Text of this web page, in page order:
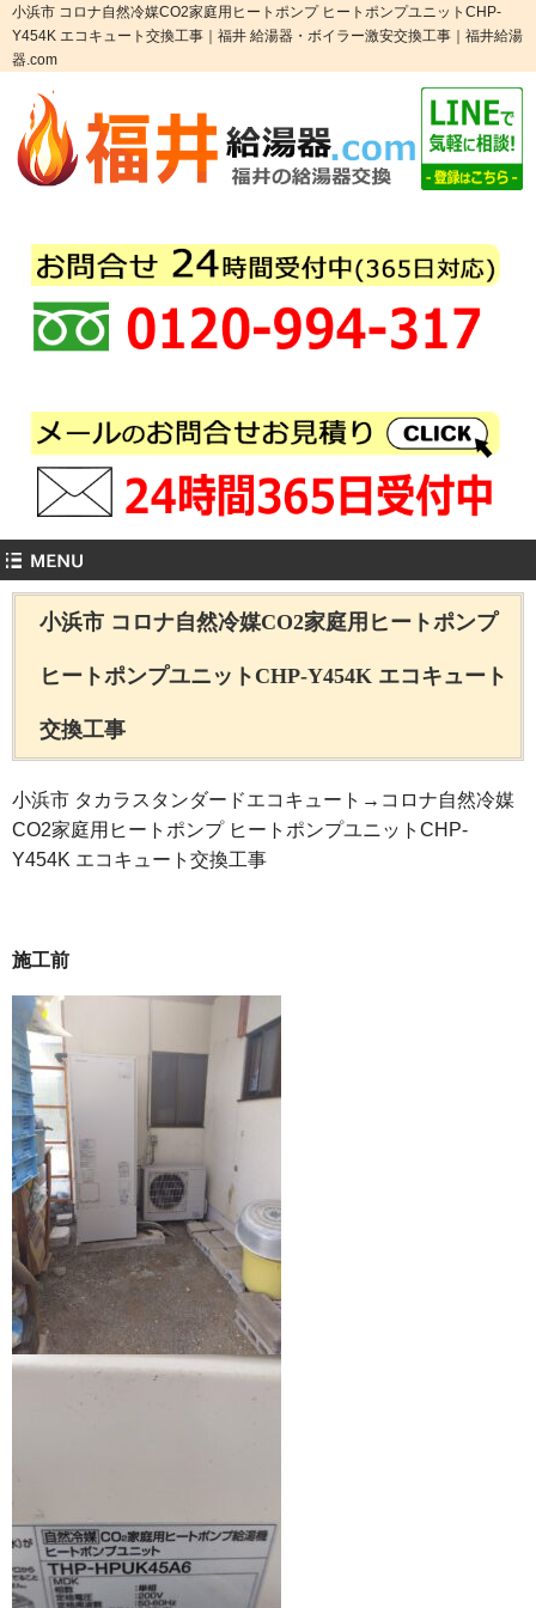
小浜市 コロナ自然冷媒CO2家庭用ヒートポンプ ヒートポンプユニットCHP-
Y454K エコキュート交換工事｜福井 給湯器・ボイラー激安交換工事｜福井給湯
器.com
小浜市 コロナ自然冷媒CO2家庭用ヒートポンプ
ヒートポンプユニットCHP-Y454K エコキュート
交換工事
小浜市 タカラスタンダードエコキュート→コロナ自然冷媒
CO2家庭用ヒートポンプ ヒートポンプユニットCHP-
Y454K エコキュート交換工事
施工前